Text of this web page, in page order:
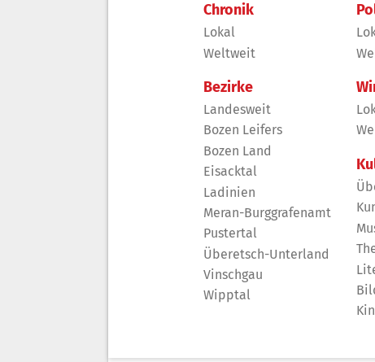
Chronik
Lokal
Weltweit
Bezirke
Landesweit
Bozen Leifers
Bozen Land
Eisacktal
Ladinien
Meran-Burggrafenamt
Pustertal
Überetsch-Unterland
Vinschgau
Wipptal